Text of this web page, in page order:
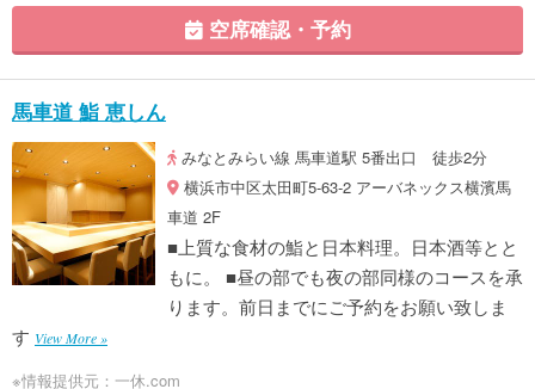
空席確認・予約
馬車道 鮨 恵しん
みなとみらい線 馬車道駅 5番出口 徒歩2分
横浜市中区太田町5-63-2 アーバネックス横濱馬
車道 2F
■上質な食材の鮨と日本料理。日本酒等とと
もに。 ■昼の部でも夜の部同様のコースを承
ります。前日までにご予約をお願い致しま
す View More »
※情報提供元：一休.com